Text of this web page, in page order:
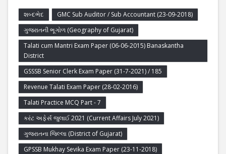
શબ્દભેદ
GMC Sub Auditor / Sub Accountant (23-09-2018)
ગુજરાતની ભૂગોળ (Geography of Gujarat)
Talati cum Mantri Exam Paper (06-06-2015) Banaskantha
District
GSSSB Senior Clerk Exam Paper (31-7-2021) / 185
Revenue Talati Exam Paper (28-02-2016)
Talati Practice MCQ Part - 7
કરંટ અફેર્સ જુલાઈ 2021 (Current Affairs July 2021)
ગુજરાતના જિલ્લા (District of Gujarat)
GPSSB Mukhay Sevika Exam Paper (23-11-2018)